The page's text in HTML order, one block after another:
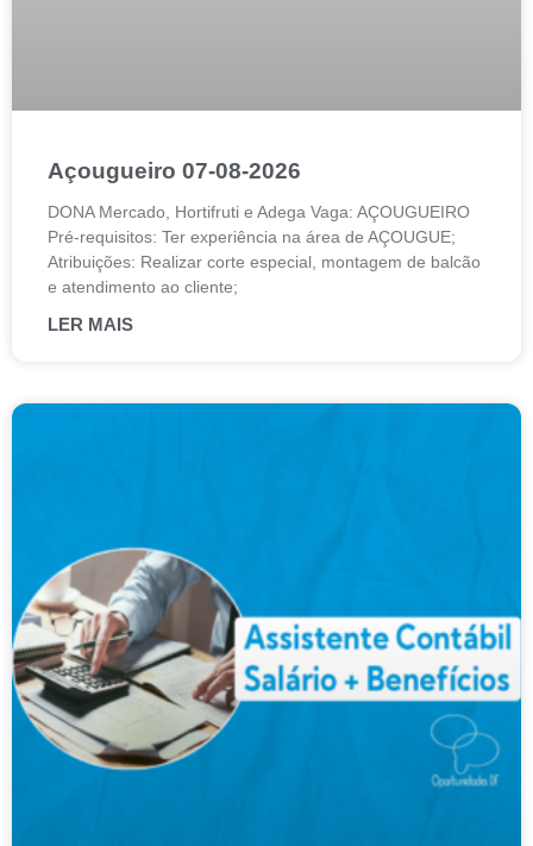
Açougueiro 07-08-2026
DONA Mercado, Hortifruti e Adega Vaga: AÇOUGUEIRO
Pré-requisitos: Ter experiência na área de AÇOUGUE;
Atribuições: Realizar corte especial, montagem de balcão
e atendimento ao cliente;
LER MAIS